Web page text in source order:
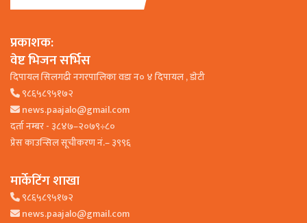
प्रकाशक:
वेष्ट भिजन सर्भिस
दिपायल सिलगढी नगरपालिका वडा न० ४ दिपायल , डाेटी
९८६५८९५१७२
news.paajalo@gmail.com
दर्ता नम्बर - ३८४७–२०७९÷८०
प्रेस काउन्सिल सूचीकरण नं.– ३९९६
मार्केटिंग शाखा
९८६५८९५१७२
news.paajalo@gmail.com